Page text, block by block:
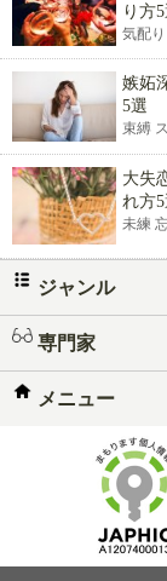
り方
気配
嫉妬
5選
束縛
大失
れ方5
未練
ジャンル
専門家
メニュー